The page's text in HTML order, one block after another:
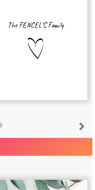
The FENCEL'S Family